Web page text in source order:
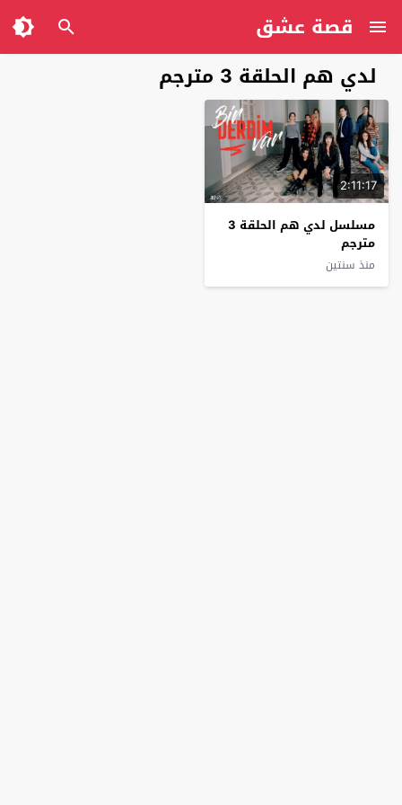
قصة عشق
لدي هم الحلقة 3 مترجم
2:11:17
مسلسل لدي هم الحلقة 3
مترجم
منذ سنتين